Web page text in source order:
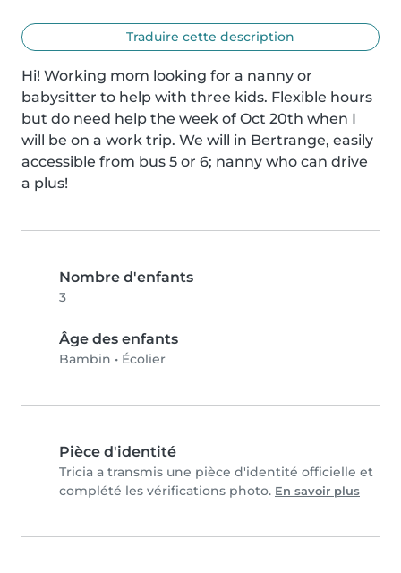
Traduire cette description
Hi! Working mom looking for a nanny or
babysitter to help with three kids. Flexible hours
but do need help the week of Oct 20th when I
will be on a work trip. We will in Bertrange, easily
accessible from bus 5 or 6; nanny who can drive
a plus!
Nombre d'enfants
3
Âge des enfants
Bambin • Écolier
Pièce d'identité
Tricia a transmis une pièce d'identité officielle et
complété les vérifications photo. En savoir plus